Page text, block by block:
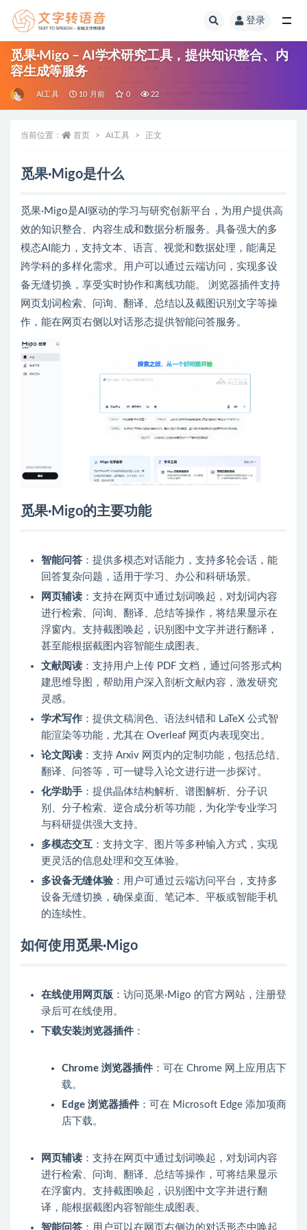
登录
觅果·Migo – AI学术研究工具，提供知识整合、内
容生成等服务
AI工具 10 月前 0 22
当前位置： 首页 AI工具 正文
觅果·Migo是什么
觅果·Migo是AI驱动的学习与研究创新平台，为用户提供高
效的知识整合、内容生成和数据分析服务。具备强大的多
模态AI能力，支持文本、语言、视觉和数据处理，能满足
跨学科的多样化需求。用户可以通过云端访问，实现多设
备无缝切换，享受实时协作和离线功能。 浏览器插件支持
网页划词检索、问询、翻译、总结以及截图识别文字等操
作，能在网页右侧以对话形态提供智能问答服务。
觅果·Migo的主要功能
智能问答 ：提供多模态对话能力，支持多轮会话，能
回答复杂问题，适用于学习、办公和科研场景。
网页辅读 ：支持在网页中通过划词唤起，对划词内容
进行检索、问询、翻译、总结等操作，将结果显示在
浮窗内。支持截图唤起，识别图中文字并进行翻译，
甚至能根据截图内容智能生成图表。
文献阅读 ：支持用户上传 PDF 文档，通过问答形式构
建思维导图，帮助用户深入剖析文献内容，激发研究
灵感。
学术写作 ：提供文稿润色、语法纠错和 LaTeX 公式智
能渲染等功能，尤其在 Overleaf 网页内表现突出。
论文阅读 ：支持 Arxiv 网页内的定制功能，包括总结、
翻译、问答等，可一键导入论文进行进一步探讨。
化学助手 ：提供晶体结构解析、谱图解析、分子识
别、分子检索、逆合成分析等功能，为化学专业学习
与科研提供强大支持。
多模态交互 ：支持文字、图片等多种输入方式，实现
更灵活的信息处理和交互体验。
多设备无缝体验：用户可通过云端访问平台，支持多
设备无缝切换，确保桌面、笔记本、平板或智能手机
的连续性。
如何使用觅果·Migo
在线使用网页版 ：访问觅果·Migo 的官方网站，注册登
录后可在线使用。
下载安装浏览器插件 ：
Chrome 浏览器插件 ：可在 Chrome 网上应用店下
载。
Edge 浏览器插件 ：可在 Microsoft Edge 添加项商
店下载。
网页辅读 ：支持在网页中通过划词唤起，对划词内容
进行检索、问询、翻译、总结等操作，可将结果显示
在浮窗内。支持截图唤起，识别图中文字并进行翻
译，能根据截图内容智能生成图表。
智能问答 ：用户可以在网页右侧边的对话形态中唤起